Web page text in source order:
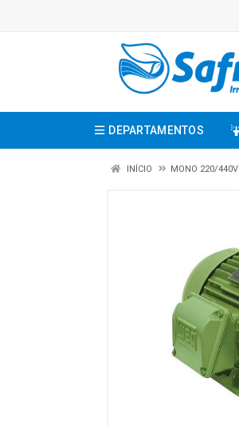
DEPARTAMENTOS
INÍCIO MONO 220/440V